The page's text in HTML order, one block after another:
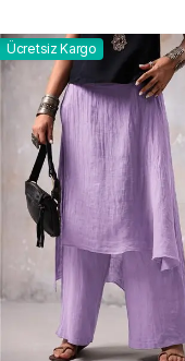
Ücretsiz Kargo